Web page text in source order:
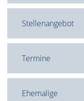
Stellenangebot
Termine
Ehemalige